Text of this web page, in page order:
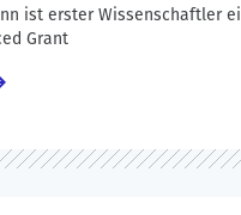
ist erster Wissenschaftler
Grant